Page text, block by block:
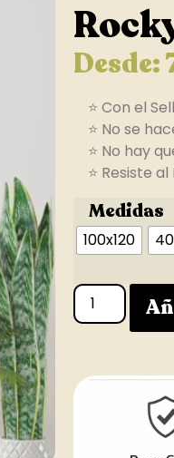
Desde:
⭐ Con el
⭐ No se
⭐ No hay
⭐ Resiste
Medidas
100x120